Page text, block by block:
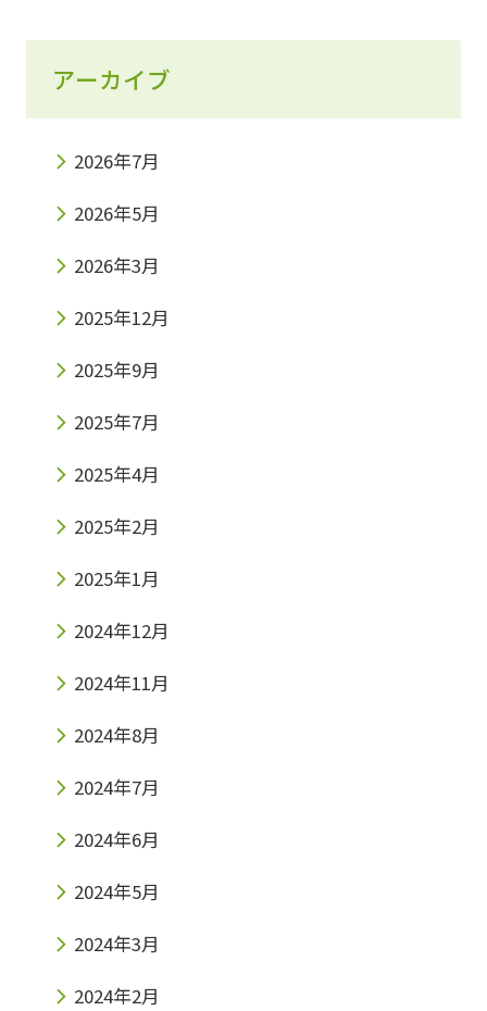
もう気づいていて2017年度、入試での英検利
用者は344名だったのに対し2021年度では
2,290名に増えているのです。その数なんと7
倍です。 この時代の流れに乗り、みらい個別で
通いたい。・英語は大学入試や就活まで使える
ので早めに英検を取得したい。・他塾に通って
いるが、みらい個別の英検対策に興味があるな
英検対策コースも無料体験できますのでお気軽
にお問合せください????‍♂️ Access大阪府茨木
市玉櫛２丁目30−17プランドールモトイ１
072−665−9717
アーカイブ
2026年7月
2026年5月
2026年3月
2025年12月
2025年9月
2025年7月
2025年4月
2025年2月
2025年1月
2024年12月
2024年11月
2024年8月
2024年7月
2024年6月
2024年5月
2024年3月
2024年2月